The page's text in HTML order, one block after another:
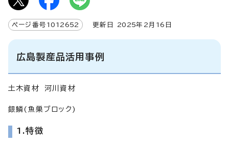
ページ番号 1012652 更新日 2025年2月 16 日
広島製産品活用事例
土木資材 河川資材
銀鱗(魚巣ブロック)
1.特徴